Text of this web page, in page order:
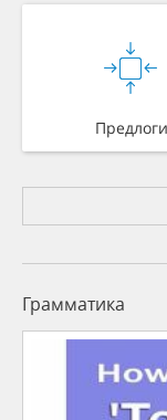
Предлоги
Грамматика